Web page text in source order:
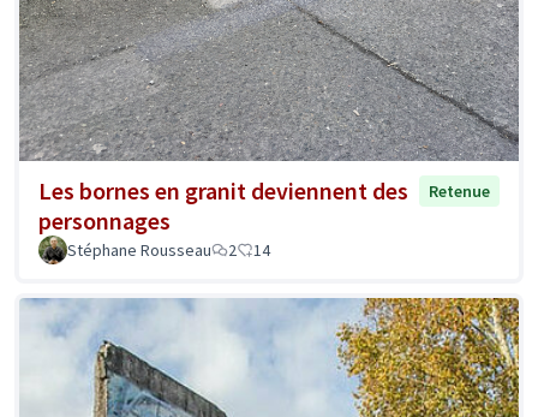
Les bornes en granit deviennent des
personnages
Retenue
Stéphane Rousseau 2 14